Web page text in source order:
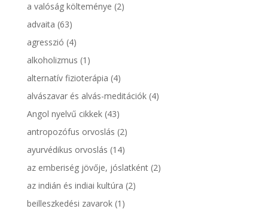
a valóság költeménye (2)
advaita (63)
agresszió (4)
alkoholizmus (1)
alternatív fizioterápia (4)
alvászavar és alvás-meditációk(4)
Angol nyelvű cikkek(43)
antropozófus orvoslás (2)
ayurvédikus orvoslás (14)
az emberiség jövője, jóslatként(2)
az indián és indiai kultúra (2)
beilleszkedési zavarok(1)